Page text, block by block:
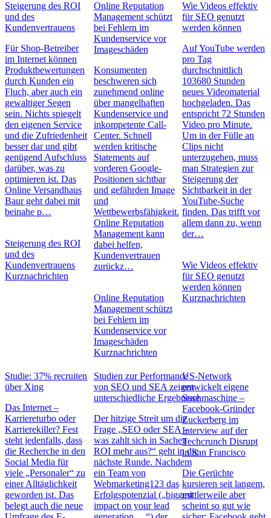
Steigerung des ROI
und des
Kundenvertrauens
Für Shop-Betreiber
im Internet können
Produktbewertungen
durch Kunden ein
Fluch, aber auch ein
gewaltiger Segen
sein. Nichts spiegelt
den eigenen Service
und die Zufriedenheit
besser dar und gibt
genügend Aufschluss
darüber, was zu
optimieren ist. Das
Online Versandhaus
Baur geht dabei mit
beinahe p…
Steigerung des ROI
und des
Kundenvertrauens
Kurznachrichten
Online Reputation
Management schützt
bei Fehlern im
Kundenservice vor
Imageschäden
Konsumenten
beschweren sich
zunehmend online
über mangelhaften
Kundenservice und
inkompetente Call-
Center. Schnell
werden kritische
Statements auf
vorderen Google-
Positionen sichtbar
und gefährden Image
und
Wettbewerbsfähigkeit.
Online Reputation
Management kann
dabei helfen,
Kundenvertrauen
zurückz…
Online Reputation
Management schützt
bei Fehlern im
Kundenservice vor
Imageschäden
Kurznachrichten
Wie Videos effektiv
für SEO genutzt
werden können
Auf YouTube werden
pro Tag
durchschnittlich
103680 Stunden
neues Videomaterial
hochgeladen. Das
entspricht 72 Stunden
Video pro Minute.
Um in der Fülle an
Clips nicht
unterzugehen, muss
man Strategien zur
Steigerung der
Sichtbarkeit in der
YouTube-Suche
finden. Das trifft vor
allem dann zu, wenn
der…
Wie Videos effektiv
für SEO genutzt
werden können
Kurznachrichten
Studie: 37% recruiten
über Xing
Das Internet –
Karriereturbo oder
Karrierekiller? Fest
steht jedenfalls, dass
die Recherche in den
Social Media für
viele „Personaler“ zu
einer Alltäglichkeit
geworden ist. Das
belegt auch die neue
Studien zur Performance
von SEO und SEA zeigen
unterschiedliche Ergebnisse
Der hitzige Streit um die
Frage „SEO oder SEA –
was zahlt sich in Sachen
ROI mehr aus?“ geht in die
nächste Runde. Nachdem
ein Team von
Webmarketing123 das
Erfolgspotenzial („biggest
impact on your lead
US-Network
entwickelt eigene
Suchmaschine –
Facebook-Gründer
Zuckerberg im
Interview auf der
Techcrunch Disrupt
in San Francisco
Die Gerüchte
kursieren seit langem,
mittlerweile aber
scheint so gut wie